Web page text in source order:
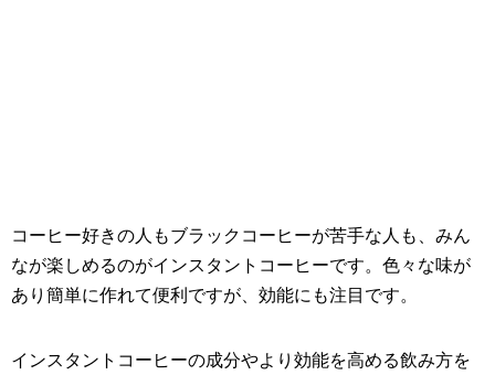
コーヒー好きの人もブラックコーヒーが苦手な人も、みん
なが楽しめるのがインスタントコーヒーです。色々な味が
あり簡単に作れて便利ですが、効能にも注目です。
インスタントコーヒーの成分やより効能を高める飲み方を